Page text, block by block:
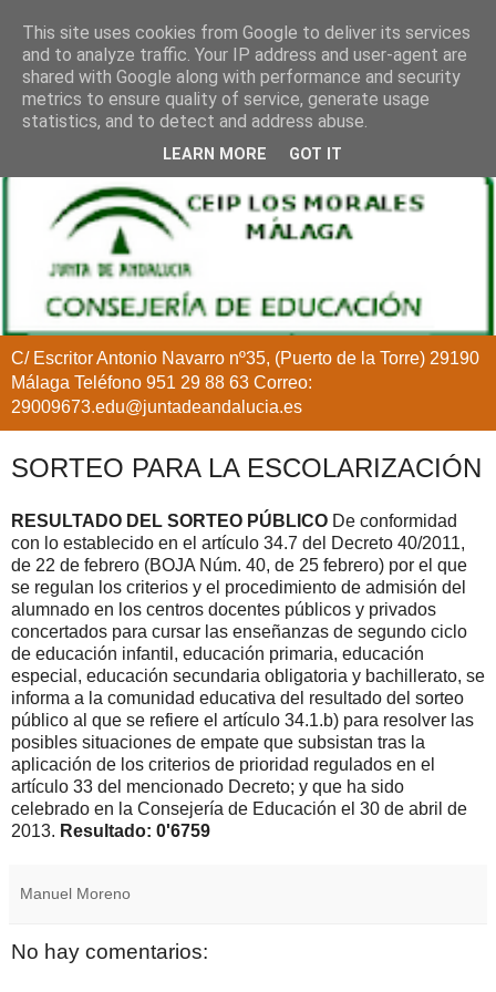
C/ Escritor Antonio Navarro nº35, (Puerto de la Torre) 29190
Málaga Teléfono 951 29 88 63 Correo:
29009673.edu@juntadeandalucia.es
SORTEO PARA LA ESCOLARIZACIÓN
RESULTADO DEL SORTEO PÚBLICO De conformidad
con lo establecido en el artículo 34.7 del Decreto 40/2011,
de 22 de febrero (BOJA Núm. 40, de 25 febrero) por el que
se regulan los criterios y el procedimiento de admisión del
alumnado en los centros docentes públicos y privados
concertados para cursar las enseñanzas de segundo ciclo
de educación infantil, educación primaria, educación
especial, educación secundaria obligatoria y bachillerato, se
informa a la comunidad educativa del resultado del sorteo
público al que se refiere el artículo 34.1.b) para resolver las
posibles situaciones de empate que subsistan tras la
aplicación de los criterios de prioridad regulados en el
artículo 33 del mencionado Decreto; y que ha sido
celebrado en la Consejería de Educación el 30 de abril de
2013. Resultado: 0'6759
Manuel Moreno
No hay comentarios:
This site uses cookies from Google to deliver its services
and to analyze traffic. Your IP address and user-agent are
shared with Google along with performance and security
metrics to ensure quality of service, generate usage
statistics, and to detect and address abuse.
LEARN MORE GOT IT